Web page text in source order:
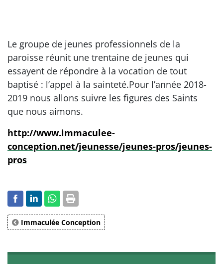
Le groupe de jeunes professionnels de la
paroisse réunit une trentaine de jeunes qui
essayent de répondre à la vocation de tout
baptisé : l’appel à la sainteté.Pour l’année 2018-
2019 nous allons suivre les figures des Saints
que nous aimons.
http://www.immaculee-
conception.net/jeunesse/jeunes-pros/jeunes-
pros
Immaculée Conception